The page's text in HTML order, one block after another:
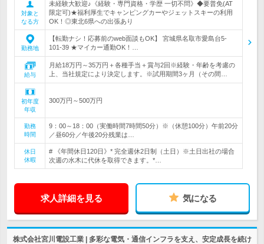
対象と
なる方
未経験大歓迎♪《経験・専門資格・学歴 一切不問》◆要普免(AT
限定可)★福利厚生でキャンピングカーやジェットスキーの利用
OK！◎東北6県への出張あり
勤務地
【転勤ナシ！応募前のweb面談もOK】 宮城県名取市愛島台5‐
101-39 ★マイカー通勤OK！…
給与
月給18万円～35万円＋各種手当＋賞与2回※経験・年齢を考慮の
上、当社規定により決定します。※試用期間3ヶ月（その間…
初年度
年収
300万円～500万円
勤務
時間
9：00～18：00（実働時間7時間50分）※（休憩100分）午前20分
／昼60分／午後20分残業は…
休日
休暇
# 《年間休日120日》* 完全週休2日制（土日）※土日出社の場合
次週の水木に代休を取得できます。*…
求人詳細を見る 気になる
株式会社宮川電設工業 | 多彩な電気・通信インフラを支え、安定成長を続け